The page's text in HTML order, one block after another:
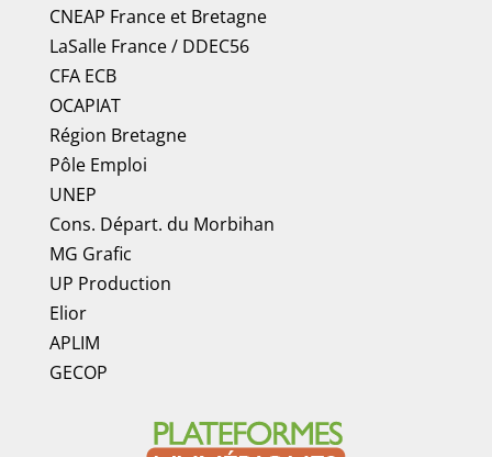
CNEAP Franceet Bretagne
LaSalle France/ DDEC56
CFA ECB
OCAPIAT
Région Bretagne
Pôle Emploi
UNEP
Cons. Départ. du Morbihan
MG Grafic
UP Production
Elior
APLIM
GECOP